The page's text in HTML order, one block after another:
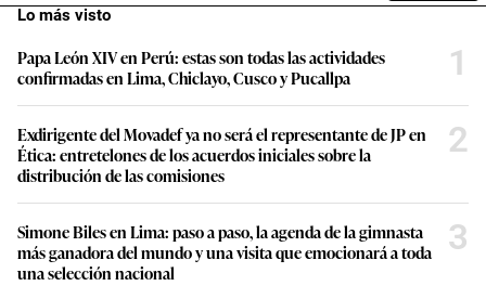
Lo más visto
Papa León XIV en Perú: estas son todas las actividades
confirmadas en Lima, Chiclayo, Cusco y Pucallpa
1
Exdirigente del Movadef ya no será el representante de JP en
Ética: entretelones de los acuerdos iniciales sobre la
distribución de las comisiones
2
Simone Biles en Lima: paso a paso, la agenda de la gimnasta
más ganadora del mundo y una visita que emocionará a toda
una selección nacional
3